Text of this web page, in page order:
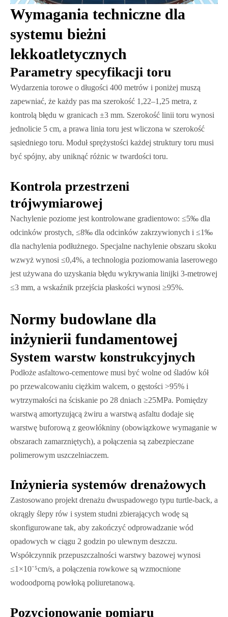
Wymagania techniczne dla
systemu bieżni
lekkoatletycznych
Parametry specyfikacji toru
Wydarzenia torowe o długości 400 metrów i poniżej muszą
zapewniać, że każdy pas ma szerokość 1,22–1,25 metra, z
kontrolą błędu w granicach ±3 mm. Szerokość linii toru wynosi
jednolicie 5 cm, a prawa linia toru jest wliczona w szerokość
sąsiedniego toru. Moduł sprężystości każdej struktury toru musi
być spójny, aby uniknąć różnic w twardości toru.
Kontrola przestrzeni
trójwymiarowej
Nachylenie poziome jest kontrolowane gradientowo: ≤5‰ dla
odcinków prostych, ≤8‰ dla odcinków zakrzywionych i ≤1‰
dla nachylenia podłużnego. Specjalne nachylenie obszaru skoku
wzwyż wynosi ≤0,4%, a technologia poziomowania laserowego
jest używana do uzyskania błędu wykrywania linijki 3-metrowej
≤3 mm, a wskaźnik przejścia płaskości wynosi ≥95%.
Normy budowlane dla
inżynierii fundamentowej
System warstw konstrukcyjnych
Podłoże asfaltowo-cementowe musi być wolne od śladów kół
po przewalcowaniu ciężkim walcem, o gęstości >95% i
wytrzymałości na ściskanie po 28 dniach ≥25MPa. Pomiędzy
warstwą amortyzującą żwiru a warstwą asfaltu dodaje się
warstwę buforową z geowłókniny (obowiązkowe wymaganie w
obszarach zamarzniętych), a połączenia są zabezpieczane
polimerowym uszczelniaczem.
Inżynieria systemów drenażowych
Zastosowano projekt drenażu dwuspadowego typu turtle-back, a
okrągły ślepy rów i system studni zbierających wodę są
skonfigurowane tak, aby zakończyć odprowadzanie wód
opadowych w ciągu 2 godzin po ulewnym deszczu.
Współczynnik przepuszczalności warstwy bazowej wynosi
≤1×10⁻⁵cm/s, a połączenia rowkowe są wzmocnione
wodoodporną powłoką poliuretanową.
​​Pozycjonowanie pomiaru